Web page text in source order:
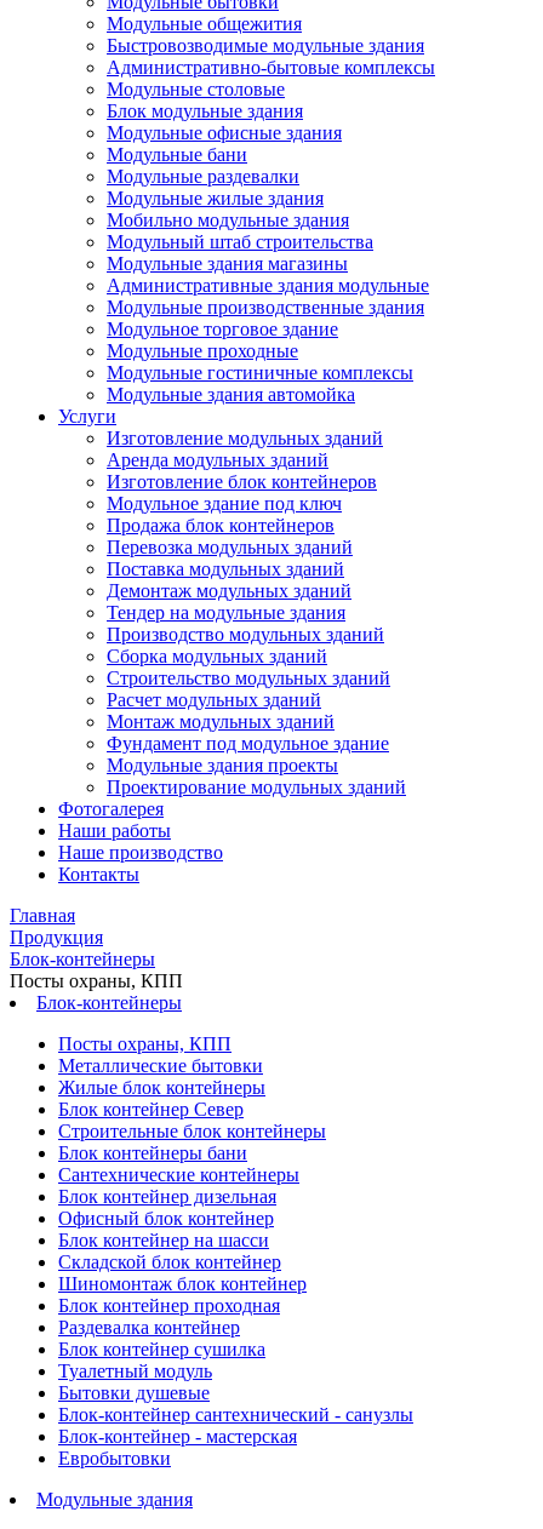
Модульные общежития
Быстровозводимые модульные здания
Административно-бытовые комплексы
Модульные столовые
Блок модульные здания
Модульные офисные здания
Модульные бани
Модульные раздевалки
Модульные жилые здания
Мобильно модульные здания
Модульный штаб строительства
Модульные здания магазины
Административные здания модульные
Модульные производственные здания
Модульное торговое здание
Модульные проходные
Модульные гостиничные комплексы
Модульные здания автомойка
Услуги
Изготовление модульных зданий
Аренда модульных зданий
Изготовление блок контейнеров
Модульное здание под ключ
Продажа блок контейнеров
Перевозка модульных зданий
Поставка модульных зданий
Демонтаж модульных зданий
Тендер на модульные здания
Производство модульных зданий
Сборка модульных зданий
Строительство модульных зданий
Расчет модульных зданий
Монтаж модульных зданий
Фундамент под модульное здание
Модульные здания проекты
Проектирование модульных зданий
Фотогалерея
Наши работы
Наше производство
Контакты
Главная
Продукция
Блок-контейнеры
Посты охраны, КПП
Блок-контейнеры
Посты охраны, КПП
Металлические бытовки
Жилые блок контейнеры
Блок контейнер Север
Строительные блок контейнеры
Блок контейнеры бани
Сантехнические контейнеры
Блок контейнер дизельная
Офисный блок контейнер
Блок контейнер на шасси
Складской блок контейнер
Шиномонтаж блок контейнер
Блок контейнер проходная
Раздевалка контейнер
Блок контейнер сушилка
Туалетный модуль
Бытовки душевые
Блок-контейнер сантехнический - санузлы
Блок-контейнер - мастерская
Евробытовки
Модульные здания